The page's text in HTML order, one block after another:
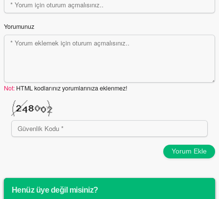
Yorumunuz
Not: HTML kodlarınız yorumlarınıza eklenmez!
Yorum Ekle
Henüz üye değil misiniz?